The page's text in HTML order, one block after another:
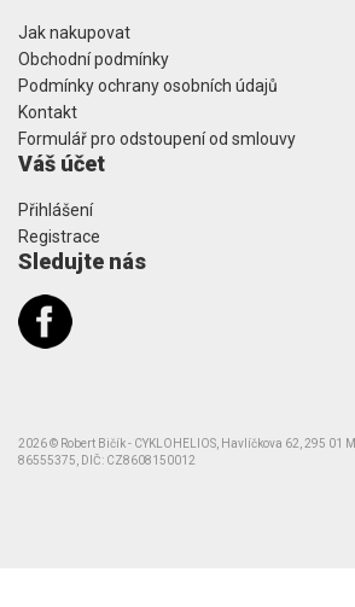
Jak nakupovat
Obchodní podmínky
Podmínky ochrany osobních údajů
Kontakt
Formulář pro odstoupení od smlouvy
Váš účet
Přihlášení
Registrace
Sledujte nás
2026 © Robert Bičík - CYKLOHELIOS, Havlíčkova 62, 295 01
86555375, DIČ: CZ8608150012